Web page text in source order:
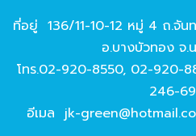
ที่อยู่ 136/11-10-12 หมู่ 4 ถ.จั
อ.บางบัวทอง จ.
โทร.02-920-8550, 02-920-
246-
อีเมล jk-